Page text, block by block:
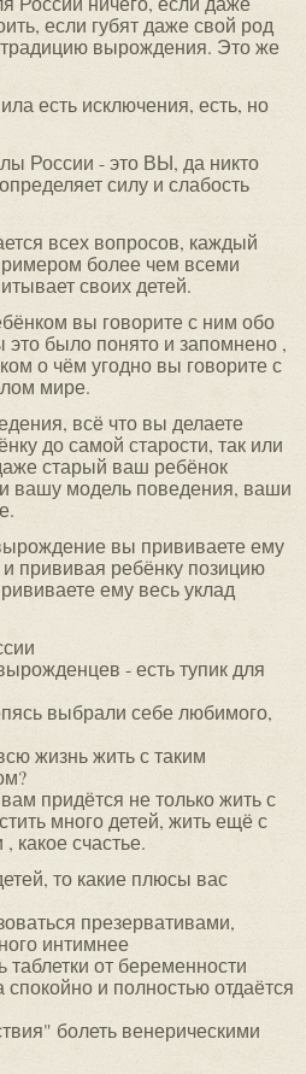
если губят даже свой род
вырождения. Это же
есть исключения, есть, но
России - это ВЫ, да никто
силу и слабость
всех вопросов, каждый
более чем всеми
своих детей.
вы говорите с ним обо
это было понято и запомнено ,
о чём угодно вы говорите с
мире.
всё что вы делаете
до самой старости, так или
старый ваш ребёнок
вашу модель поведения, ваши
вы прививаете ему
прививая ребёнку позицию
ему весь уклад
- есть тупик для
выбрали себе любимого,
жизнь жить с таким
придётся не только жить с
много детей, жить ещё с
какое счастье.
то какие плюсы вас
презервативами,
интимнее
от беременности
и полностью отдаётся
болеть венерическими